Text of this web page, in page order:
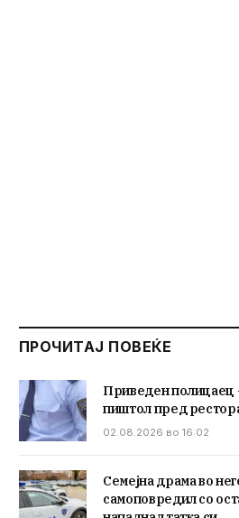
ПРОЧИТАЈ ПОВЕЌЕ
Приведен полицаец
пиштол пред
02.08.2026 во 16:02
Семејна драма во
самоповредил со